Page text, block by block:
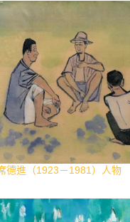
德進（1923－1981）人物